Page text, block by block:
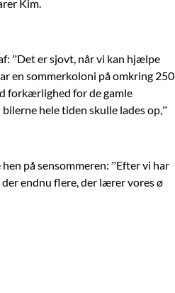
Kim.
”Det er sjovt, når vi kan hjælpe
en sommerkoloni på omkring 250
forkærlighed for de gamle
hele tiden skulle lades op,”
på sensommeren: ”Efter vi har
endnu flere, der lærer vores ø